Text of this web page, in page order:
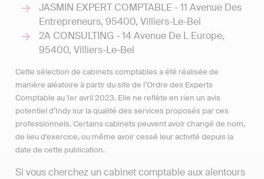
JASMIN EXPERT COMPTABLE - 11 Avenue Des
Entrepreneurs, 95400, Villiers-Le-Bel
2A CONSULTING - 14 Avenue De L Europe,
95400, Villiers-Le-Bel
Cette sélection de cabinets comptables a été réalisée de
manière aléatoire à partir du site de l’Ordre des Experts
Comptable au 1er avril 2023. Elle ne reflète en rien un avis
potentiel d’Indy sur la qualité des services proposés par ces
professionnels. Certains cabinets peuvent avoir changé de nom,
de lieu d'exercice, ou même avoir cessé leur activité depuis la
date de cette publication.
Si vous cherchez un cabinet comptable aux alentours